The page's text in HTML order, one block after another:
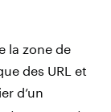
la zone de
des URL et
d’un